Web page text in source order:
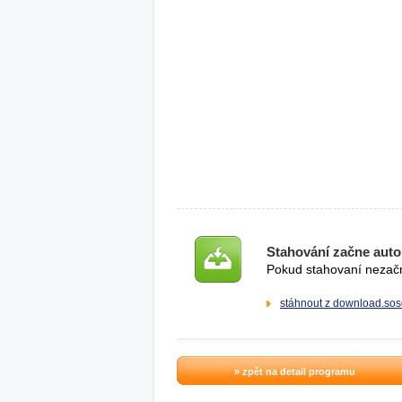
Stahování začne
Pokud stahovaní
stáhnout z
» zpět na detail programu